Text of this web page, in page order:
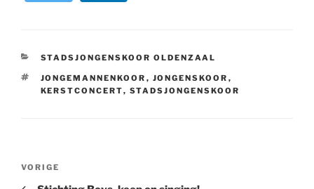
CATEGORIEËN
STADSJONGENSKOOR OLDENZAAL
TAGS
JONGEMANNENKOOR , JONGENSKOOR ,
KERSTCONCERT, STADSJONGENSKOOR
Bericht
Vorig
bericht
VORIGE